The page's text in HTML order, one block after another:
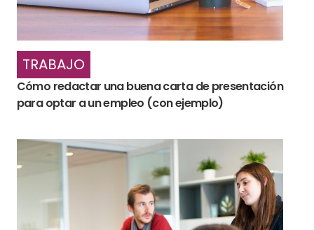
TRABAJO
Cómo redactar una buena carta de presentación
para optar a un empleo (con ejemplo)